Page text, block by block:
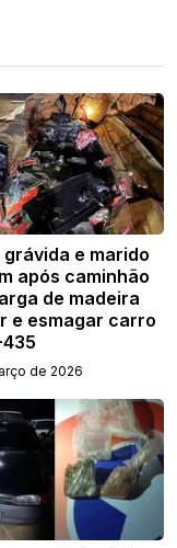
grávida e marido
após caminhão
de madeira
e esmagar carro
435
de 2026